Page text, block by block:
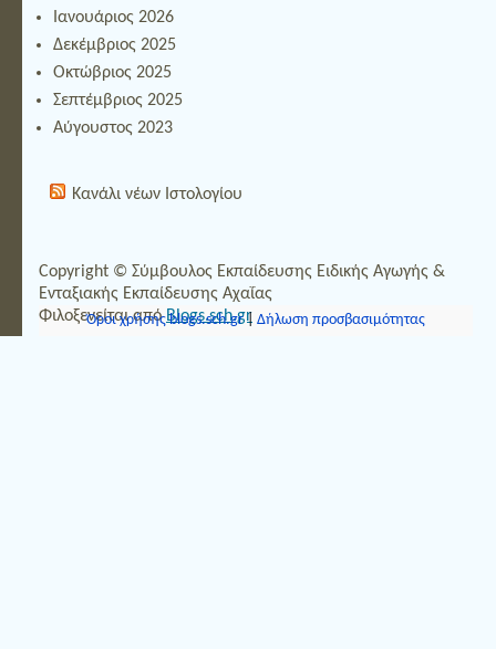
Ιανουάριος 2026
Δεκέμβριος 2025
Οκτώβριος 2025
Σεπτέμβριος 2025
Αύγουστος 2023
Κανάλι νέων Ιστολογίου
Copyright © Σύμβουλος Εκπαίδευσης Ειδικής Αγωγής &
Ενταξιακής Εκπαίδευσης Αχαΐας
Φιλοξενείται απόBlogs.sch.gr
Όροι χρήσης blogs.sch.gr|Δήλωση προσβασιμότητας